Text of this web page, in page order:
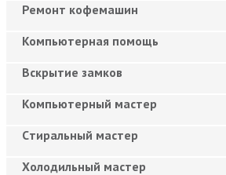
Ремонт кофемашин
Компьютерная помощь
Вскрытие замков
Компьютерный мастер
Cтиральный мастер
Холодильный мастер